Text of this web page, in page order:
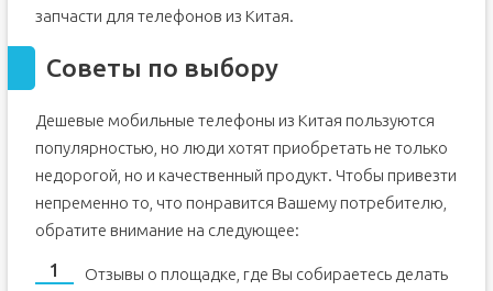
запчасти для телефонов из Китая.
Советы по выбору
Дешевые мобильные телефоны из Китая пользуются
популярностью, но люди хотят приобретать не только
недорогой, но и качественный продукт. Чтобы привезти
непременно то, что понравится Вашему потребителю,
обратите внимание на следующее:
Отзывы о площадке, где Вы собираетесь делать